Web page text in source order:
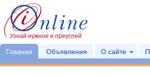
Узнай нужное и преуспей
Главная Объявления О сайте